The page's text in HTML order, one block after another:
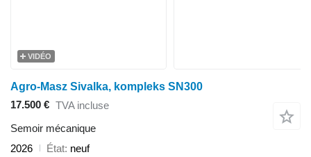
VIDÉO
Agro-Masz Sivalka, kompleks SN300
17.500 € TVA incluse
Semoir mécanique
2026
État neuf